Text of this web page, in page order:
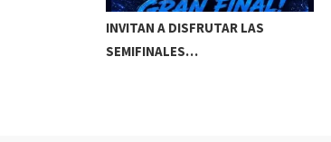
INVITAN A DISFRUTAR LAS
SEMIFINALES…